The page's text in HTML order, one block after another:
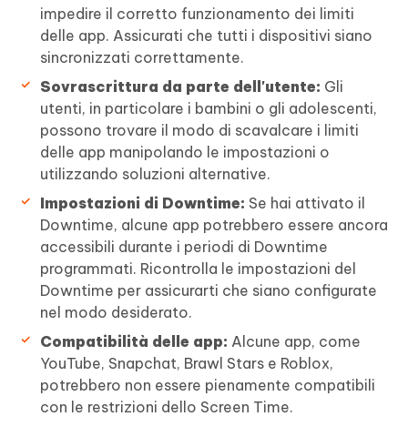
impedire il corretto funzionamento dei limiti
delle app. Assicurati che tutti i dispositivi siano
sincronizzati correttamente.
Sovrascrittura da parte dell'utente: Gli
utenti, in particolare i bambini o gli adolescenti,
possono trovare il modo di scavalcare i limiti
delle app manipolando le impostazioni o
utilizzando soluzioni alternative.
Impostazioni di Downtime: Se hai attivato il
Downtime, alcune app potrebbero essere ancora
accessibili durante i periodi di Downtime
programmati. Ricontrolla le impostazioni del
Downtime per assicurarti che siano configurate
nel modo desiderato.
Compatibilità delle app: Alcune app, come
YouTube, Snapchat, Brawl Stars e Roblox,
potrebbero non essere pienamente compatibili
con le restrizioni dello Screen Time.